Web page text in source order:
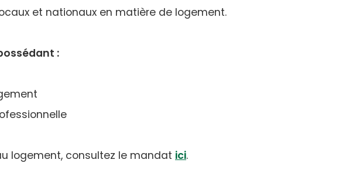
et nationaux en matière de logement.
:
logement, consultez le mandat ici(opens
(opens
.